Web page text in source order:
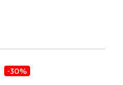
-30%